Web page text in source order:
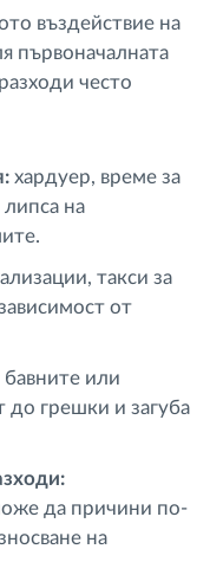
въздействие на
първоначалната
често
хардуер, време за
на
такси за
от
бавните или
грешки и загуба
да причини по-
на